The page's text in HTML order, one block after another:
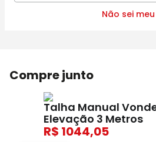
Não sei meu
Compre junto
Talha Manual
Elevação 3 Metros
1044,05